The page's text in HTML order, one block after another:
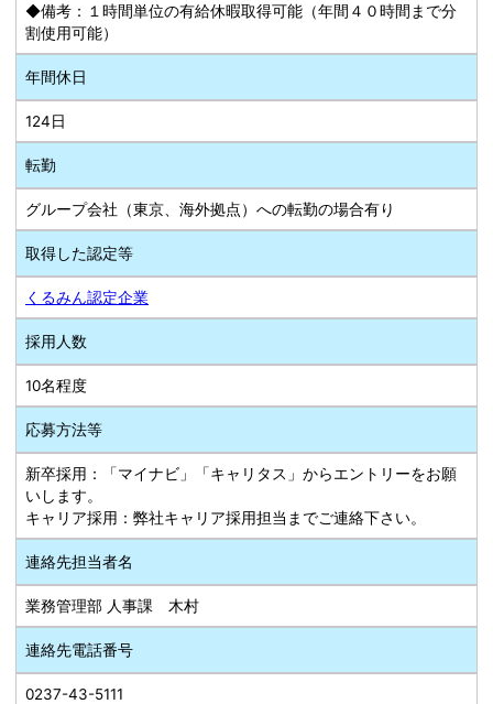
◆備考：１時間単位の有給休暇取得可能（年間４０時間まで分
割使用可能）
年間休日
124日
転勤
グループ会社（東京、海外拠点）への転勤の場合有り
取得した認定等
くるみん認定企業
採用人数
10名程度
応募方法等
新卒採用：「マイナビ」「キャリタス」からエントリーをお願
いします。
キャリア採用：弊社キャリア採用担当までご連絡下さい。
連絡先担当者名
業務管理部 人事課 木村
連絡先電話番号
0237-43-5111